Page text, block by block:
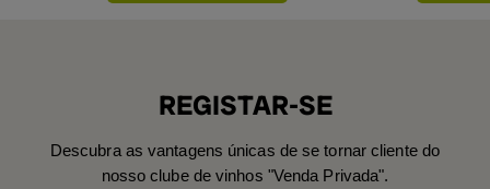
REGISTAR-SE
Descubra as vantagens únicas de se tornar cliente do
nosso clube de vinhos "Venda Privada".